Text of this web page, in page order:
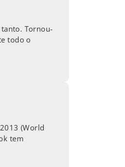
Tornou-
todo o
(World
tem